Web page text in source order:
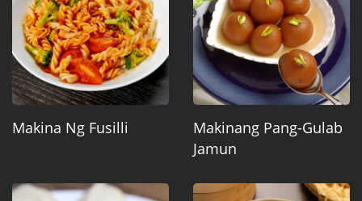
Makina Ng Fusilli
Makinang Pang-Gulab
Jamun